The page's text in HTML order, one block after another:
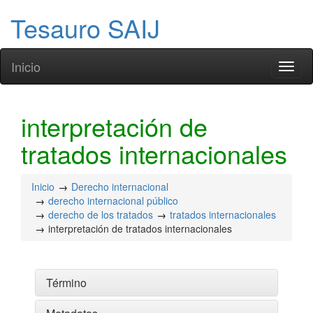
Tesauro SAIJ
Inicio
interpretación de
tratados internacionales
Inicio
Derecho internacional
derecho internacional público
derecho de los tratados
tratados internacionales
interpretación de tratados internacionales
Término